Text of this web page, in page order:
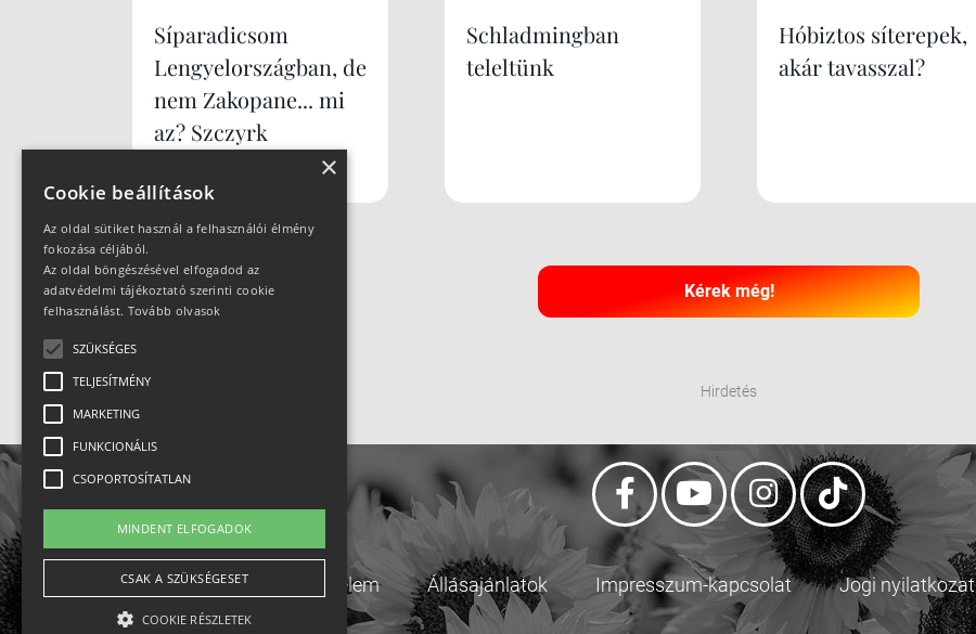
Síparadicsom
Lengyelországban, de
nem Zakopane... mi
az? Szczyrk
Schladmingban
teleltünk
Hóbiztos síterepek,
akár tavasszal?
Kérek még!
Hirdetés
Adatvédelem Állásajánlatok Impresszum-kapcsolat Jogi nyilatkozat
×
Cookie beállítások
Az oldal sütiket használ a felhasználói élmény
fokozása céljából.
Az oldal böngészésével elfogadod az
adatvédelmi tájékoztató szerinti cookie
felhasználást. Tovább olvasok
SZÜKSÉGES
TELJESÍTMÉNY
MARKETING
FUNKCIONÁLIS
CSOPORTOSÍTATLAN
MINDENT ELFOGADOK
CSAK A SZÜKSÉGESET
COOKIE RÉSZLETEK